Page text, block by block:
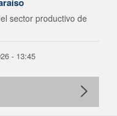
sector productivo de
- 13:45